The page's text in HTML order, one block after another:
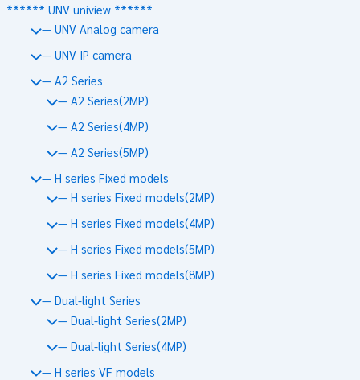
****** UNV uniview ******
— UNV Analog camera
— UNV IP camera
— A2 Series
— A2 Series(2MP)
— A2 Series(4MP)
— A2 Series(5MP)
— H series Fixed models
— H series Fixed models(2MP)
— H series Fixed models(4MP)
— H series Fixed models(5MP)
— H series Fixed models(8MP)
— Dual-light Series
— Dual-light Series(2MP)
— Dual-light Series(4MP)
— H series VF models